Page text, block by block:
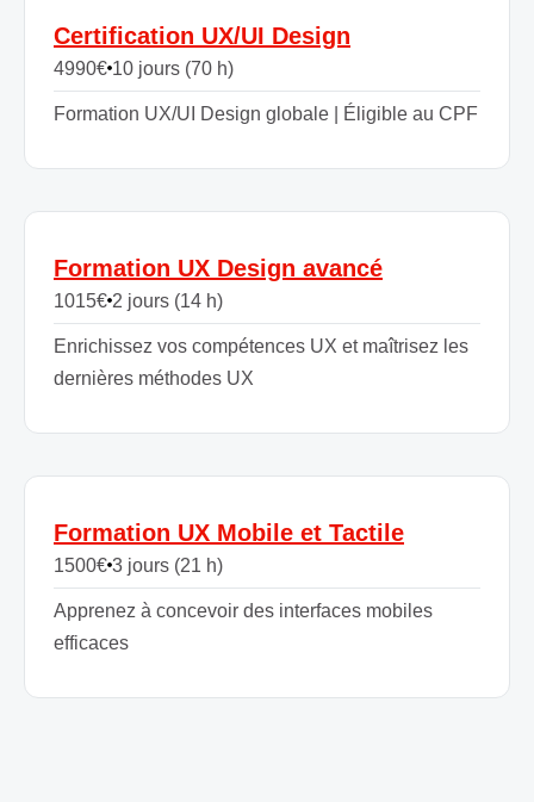
Certification UX/UI Design
4990€ 10 jours (70 h)
Formation UX/UI Design globale | Éligible au CPF
Formation UX Design avancé
1015€ 2 jours (14 h)
Enrichissez vos compétences UX et maîtrisez les
dernières méthodes UX
Formation UX Mobile et Tactile
1500€ 3 jours (21 h)
Apprenez à concevoir des interfaces mobiles
efficaces